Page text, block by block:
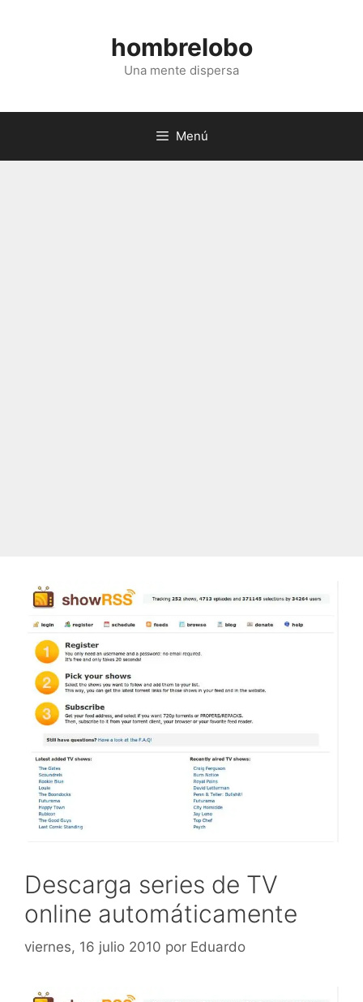
hombrelobo
Una mente dispersa
Menú
Descarga series de TV
online automáticamente
viernes, 16 julio 2010 por Eduardo